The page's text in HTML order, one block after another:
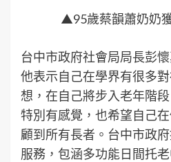
▲95歲蔡韻蕭奶奶
台中市政府社會局局長彭
他表示自己在學界有很多
想，在自己將步入老年階
特別有感覺，也希望自己
顧到所有長者。台中市政
服務，包涵多功能日間托